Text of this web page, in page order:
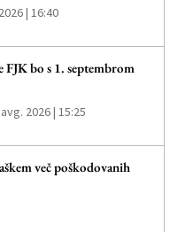
| 16:40
FJK bo s 1. septembrom
2026 | 15:25
več poškodovanih